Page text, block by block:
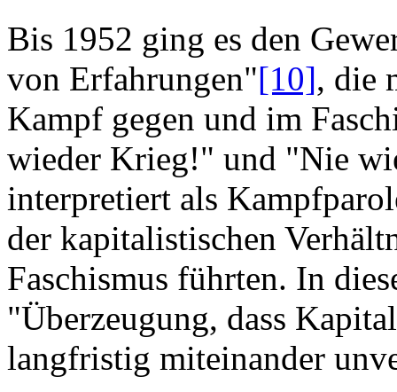
Bis 1952 ging es den
von Erfahrungen"[10], die
Kampf gegen und im
wieder Krieg!" und "Nie
interpretiert als
der kapitalistischen
Faschismus führten. In
"Überzeugung, dass
langfristig miteinander